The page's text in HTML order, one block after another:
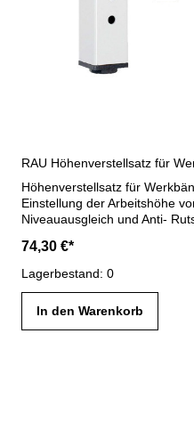
RAU Höhenverstellsatz für
Höhenverstellsatz für
Einstellung der Arbeitshöhe
Niveauausgleich und Anti-
74,30 €*
Lagerbestand: 0
In den Warenkorb